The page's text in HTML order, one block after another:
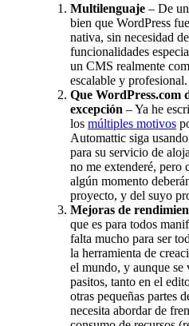
Multilenguaje – De
bien que WordPress
nativa, sin necesidad
funcionalidades
un CMS realmente
escalable y profesional.
Que WordPress.com
excepción – Ya he
los múltiples motivos
Automattic siga
para su servicio de
no me extenderé, pero
algún momento
proyecto, y del suyo
Mejoras de
que es para todos
falta mucho para ser
la herramienta de
el mundo, y aunque se
pasitos, tanto en el
otras pequeñas partes
necesita abordar de